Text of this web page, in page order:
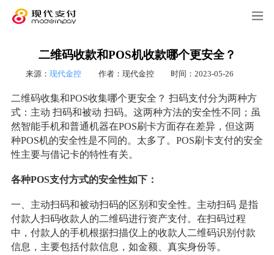
二维码收款和POS机收款哪个更安全？
来源： 现代金控 作者：现代金控 时间：2023-05-26
二维码收集和POS收集哪个更安全？ 扫码支付分为两种方
式：主动 扫码和被动 扫码。这两种方法的安全性不同；虽
然智能手机和普通机器在POS刷卡方面存在差异，但这两
种POS机的安全性是不同的。太多了。POS刷卡支付的安全
性主要与借记卡的特性有关。
各种POS支付方式的安全性如下：
一、主动扫码和被动扫码的区别和安全性。主动扫码 是指
付款人扫码收款人的二维码进行资产支付。在扫码过程
中，付款人的手机根据扫描仪上的收款人二维码识别付款
信息，主要包括付款信息，如金额、真实身份等。